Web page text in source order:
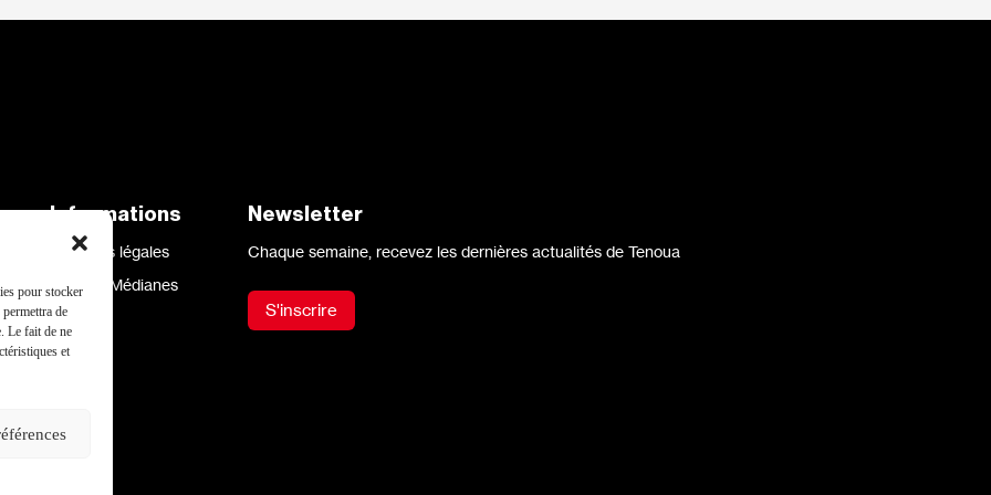
pour stocker
de
Le fait de ne
et
Informations
Mentions légales
Site par Médianes
Newsletter
Chaque semaine, recevez les dernières actualités de Tenoua
S'inscrire